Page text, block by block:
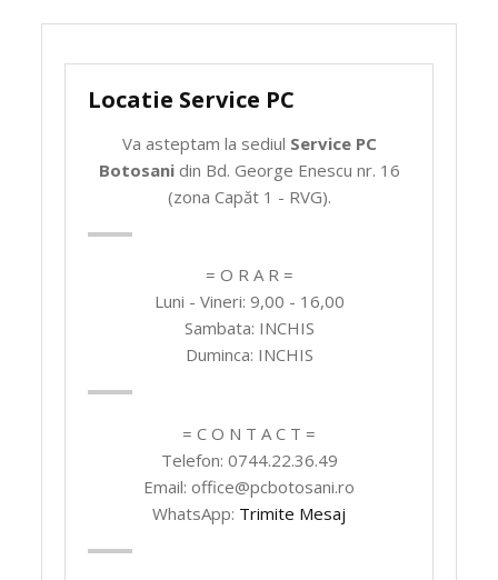
Locatie Service PC
Va asteptam la sediul Service PC
Botosanidin Bd. George Enescu nr. 16
(zona Capăt 1 - RVG).
= O R A R =
Luni - Vineri: 9,00 - 16,00
Sambata: INCHIS
Duminca: INCHIS
= C O N T A C T =
Telefon: 0744.22.36.49
Email: office@pcbotosani.ro
WhatsApp: Trimite Mesaj